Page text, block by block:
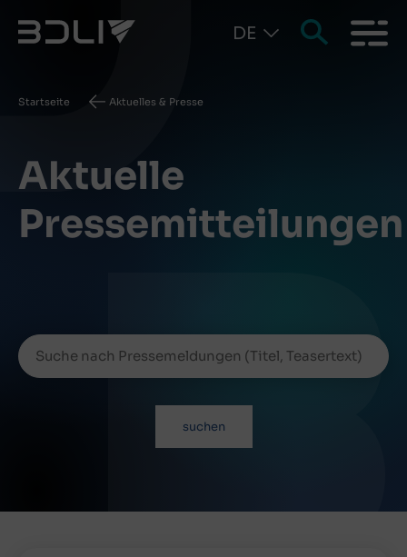
DE
Pfadnavigation
Startseite Aktuelles & Presse
Aktuelle
Pressemitteilungen
suchen